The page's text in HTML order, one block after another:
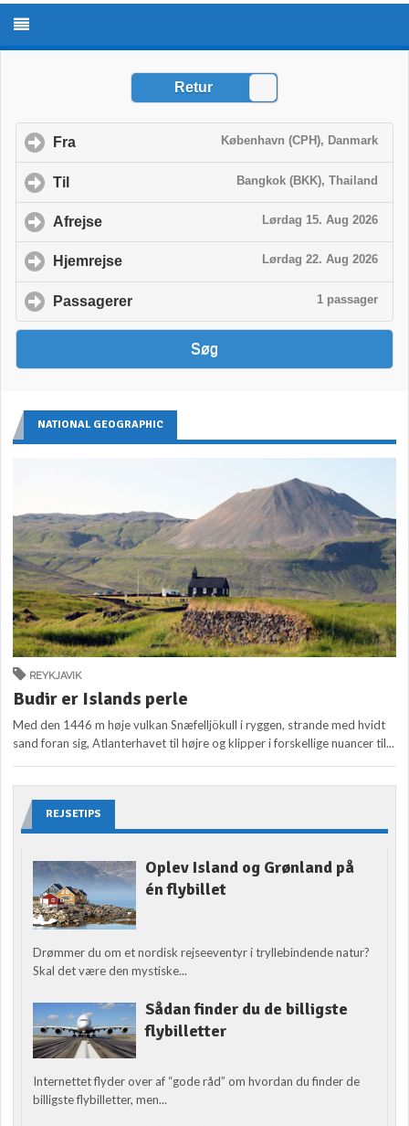
NATIONAL GEOGRAPHIC
REYKJAVIK
Budir er Islands perle
Med den 1446 m høje vulkan Snæfelljökull i ryggen, strande med hvidt
sand foran sig, Atlanterhavet til højre og klipper i forskellige nuancer til...
REJSETIPS
Oplev Island og Grønland på
én flybillet
Drømmer du om et nordisk rejseeventyr i tryllebindende natur?
Skal det være den mystiske...
Sådan finder du de billigste
flybilletter
Internettet flyder over af “gode råd” om hvordan du finder de
billigste flybilletter, men...